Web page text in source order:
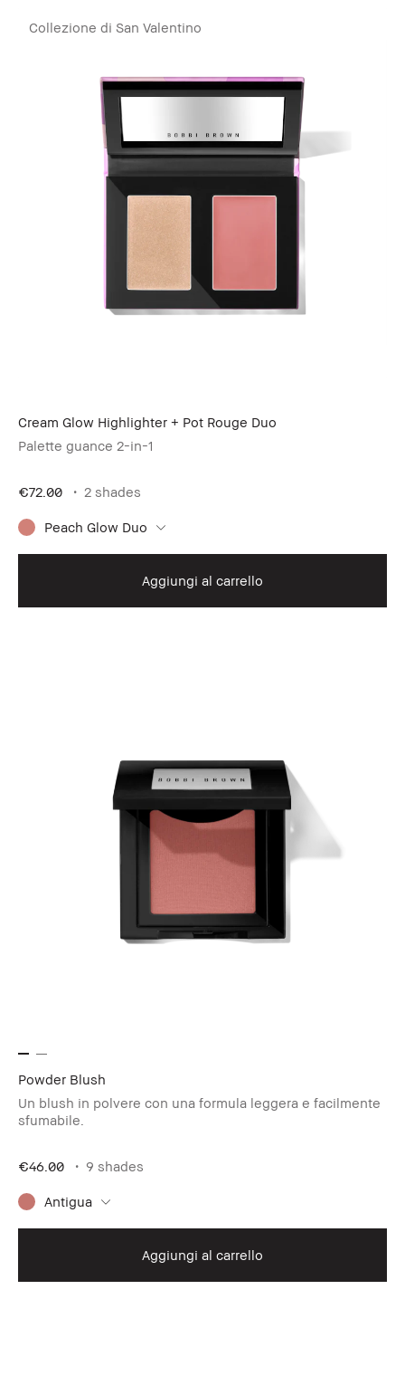
Collezione di San Valentino
Cream Glow Highlighter + Pot Rouge Duo
Palette guance 2-in-1
€72.00 2 shades
Peach Glow Duo
Aggiungi al carrello
Powder Blush
Un blush in polvere con una formula leggera e facilmente
sfumabile.
€46.00 9 shades
Antigua
Aggiungi al carrello